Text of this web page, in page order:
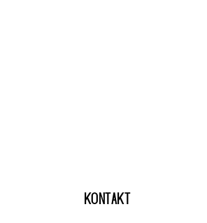
KONTAKT